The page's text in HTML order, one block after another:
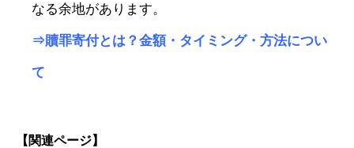
なる余地があります。
⇒贖罪寄付とは？金額・タイミング・方法につい
て
【関連ページ】